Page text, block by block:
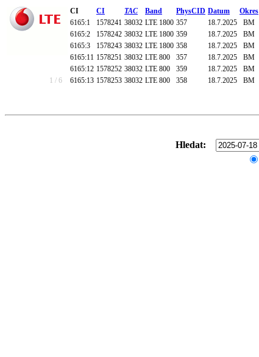
CI CI TAC Band PhysCID Datum Okres
6165:1
1578241 38032 LTE 1800 357 18.7.2025 BM
6165:2
1578242 38032 LTE 1800 359 18.7.2025 BM
6165:3
1578243 38032 LTE 1800 358 18.7.2025 BM
6165:11 1578251 38032 LTE 800 357 18.7.2025 BM
6165:12 1578252 38032 LTE 800 359 18.7.2025 BM
1 / 6
6165:13 1578253 38032 LTE 800 358 18.7.2025 BM
Hledat: